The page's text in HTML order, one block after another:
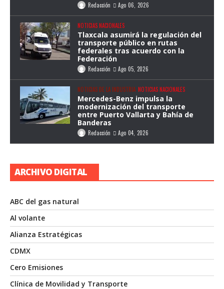
Redacción Ago 06, 2026
NOTICIAS NACIONALES
Tlaxcala asumirá la regulación del
transporte público en rutas
federales tras acuerdo con la
Federación
Redacción Ago 05, 2026
NOTICIAS DE LA INDUSTRIA NOTICIAS NACIONALES
Mercedes-Benz impulsa la
modernización del transporte
entre Puerto Vallarta y Bahía de
Banderas
Redacción Ago 04, 2026
ARCHIVO DIGITAL
ABC del gas natural
Al volante
Alianza Estratégicas
CDMX
Cero Emisiones
Clínica de Movilidad y Transporte